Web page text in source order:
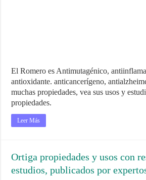
El Romero es Antimutagénico,
antioxidante. anticancerígeno,
muchas propiedades, vea sus usos y
propiedades.
Leer Más
Ortiga propiedades y usos con
estudios, publicados por